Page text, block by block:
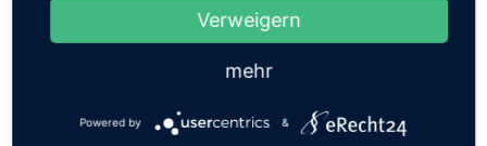
18 Jun, 2019 5156
Verweigern
mehr
Powered by &